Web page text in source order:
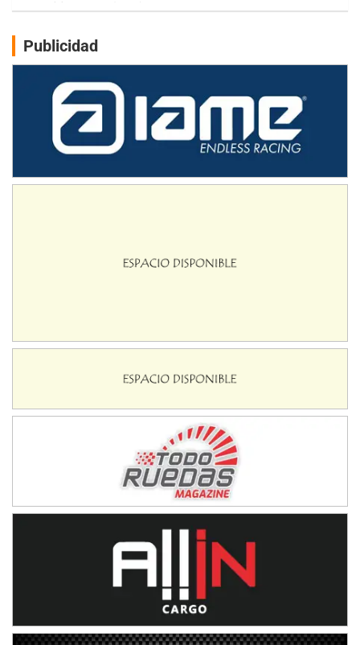
NORESTE SANTAFESINO - F6
Ciudad de Avellaneda (Asfalto)
Avellaneda (Santa Fe)
SUR SANTAFESINO - F4
José Samuel Sánchez (Tierra)
Rufino (Santa Fe)
Juan Navarro (Asfalto)
IAME SERIES ARGENTINA 6
Ciudad de Trenque Lauquen (Asfalto)
Villaguay (Entre Ríos)
PATAGONICO - F6
Gral. E. Godoy (Río Negro)
Juventud Unida (Tierra)
NORESTE SANTAFESINO - F6
Publicidad